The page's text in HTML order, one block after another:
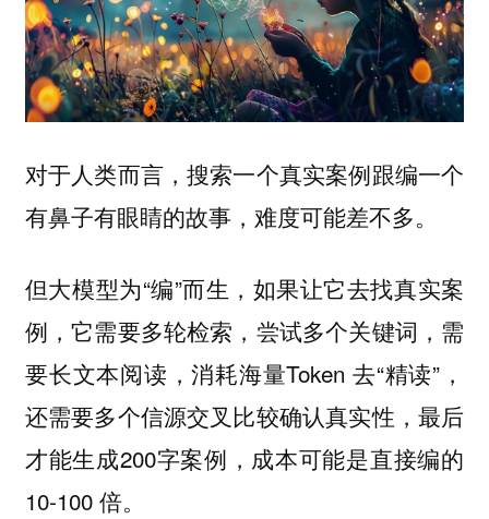
对于人类而言，搜索一个真实案例跟编一个
有鼻子有眼睛的故事，难度可能差不多。
但大模型为“编”而生，如果让它去找真实案
例，它需要多轮检索，尝试多个关键词，需
要长文本阅读，消耗海量Token 去“精读”，
还需要多个信源交叉比较确认真实性，最后
才能生成200字案例，成本可能是直接编的
10-100 倍。